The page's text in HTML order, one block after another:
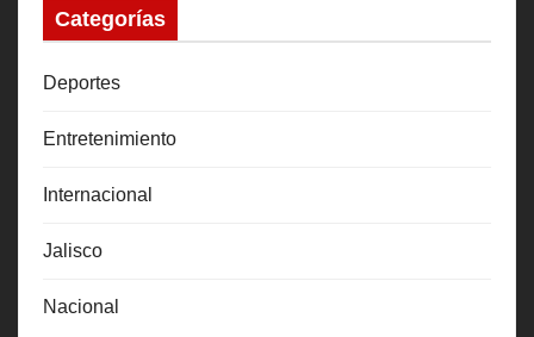
Categorías
Deportes
Entretenimiento
Internacional
Jalisco
Nacional